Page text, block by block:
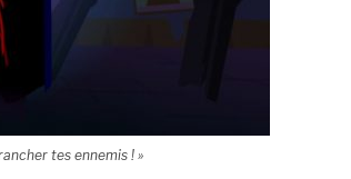
tes ennemis ! »